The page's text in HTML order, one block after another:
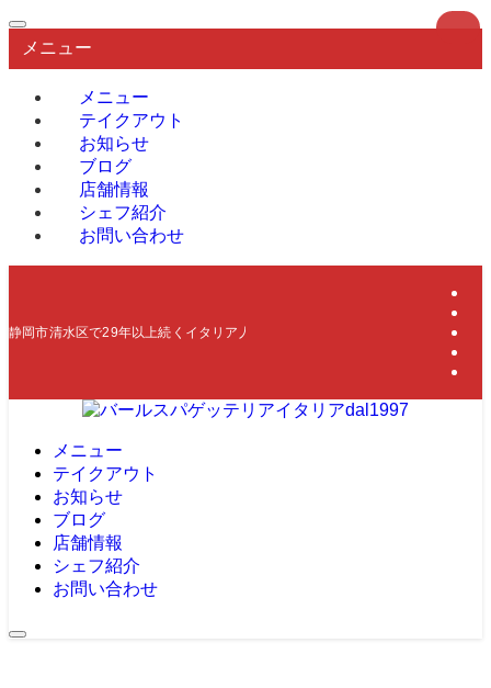
メニュー
メニュー
テイクアウト
お知らせ
ブログ
店舗情報
シェフ紹介
お問い合わせ
静岡市清水区で29年以上続くイタリア人シェフによる本物のイタリア料理店
メニュー
テイクアウト
お知らせ
ブログ
店舗情報
シェフ紹介
お問い合わせ